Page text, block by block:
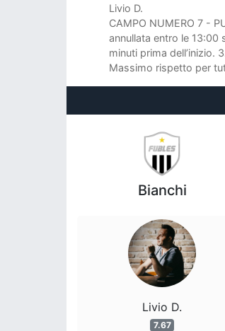
Livio D.
CAMPO NUMERO 7 -
annullata entro le 13:00
minuti prima dell’inizio.
Massimo rispetto per
Bianchi
Livio D.
7.67